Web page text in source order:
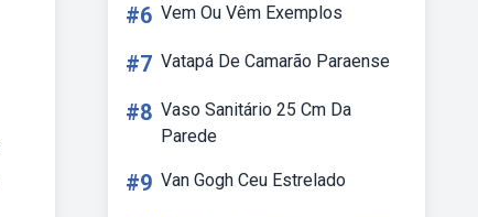
#6 Vem Ou Vêm Exemplos
#7 Vatapá De Camarão Paraense
#8 Vaso Sanitário 25 Cm Da
Parede
#9 Van Gogh Ceu Estrelado